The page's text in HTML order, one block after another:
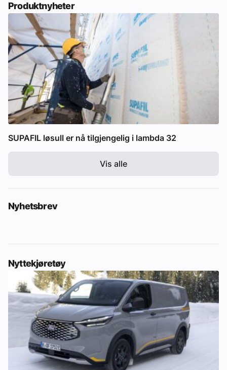
Produktnyheter
SUPAFIL løsull er nå tilgjengelig i lambda 32
Vis alle
Nyhetsbrev
Nyttekjøretøy